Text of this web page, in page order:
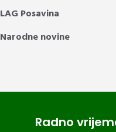
LAG Posavina
Narodne novine
Radno